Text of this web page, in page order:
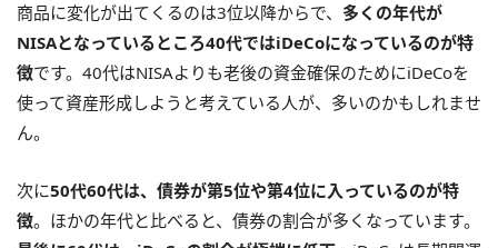
商品に変化が出てくるのは3位以降からで、 多くの年代が
NISAとなっているところ40代ではiDeCoになっているのが特
徴です。40代はNISAよりも老後の資金確保のためにiDeCoを
使って資産形成しようと考えている人が、多いのかもしれませ
ん。
次に50代60代は、債券が第5位や第4位に入っているのが特
徴。ほかの年代と比べると、債券の割合が多くなっています。